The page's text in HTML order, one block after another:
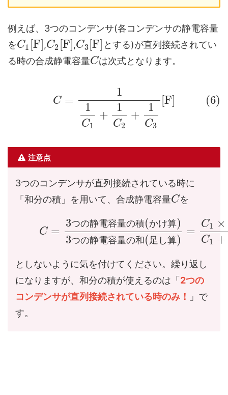
例えば、3つのコンデンサ(各コンデンサの静電容量
をC1 F ,C2 [F ,C3 [F とする)が直列接続されてい
る時の合成静電容量Cは次式となります。
C =
1
1
C1
+
1
C2
+
1
C3
[F] (6)
注意点
3つのコンデンサが直列接続されている時に
「和分の積」を用いて、合成静電容量Cを
C =
3つの静電容量の積(かけ算)
3つの静電容量の和 ( 足 し算)
=
C1 ×
C1 +
としないように気を付けてください。繰り返し
になりますが、和分の積が使えるのは「 2つの
コンデンサが直列接続されている時のみ！
」で
す。